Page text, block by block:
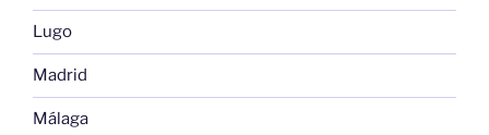
Lugo
Madrid
Málaga